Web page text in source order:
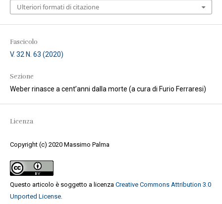
Ulteriori formati di citazione
Fascicolo
V. 32 N. 63 (2020)
Sezione
Weber rinasce a cent’anni dalla morte (a cura di Furio Ferraresi)
Licenza
Copyright (c) 2020 Massimo Palma
Questo articolo è soggetto a licenza Creative Commons Attribution 3.0
Unported License.